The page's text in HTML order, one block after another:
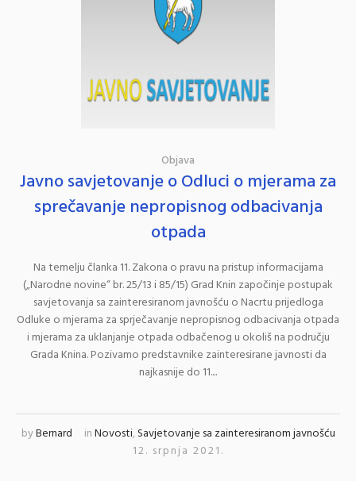
Objava
Javno savjetovanje o Odluci o mjerama za
sprečavanje nepropisnog odbacivanja
otpada
Na temelju članka 11. Zakona o pravu na pristup informacijama
(„Narodne novine“ br. 25/13 i 85/15) Grad Knin započinje postupak
savjetovanja sa zainteresiranom javnošću o Nacrtu prijedloga
Odluke o mjerama za sprječavanje nepropisnog odbacivanja otpada
i mjerama za uklanjanje otpada odbačenog u okoliš na području
Grada Knina. Pozivamo predstavnike zainteresirane javnosti da
najkasnije do 11....
byBernard inNovosti,Savjetovanje sa zainteresiranom javnošću
12. srpnja 2021.